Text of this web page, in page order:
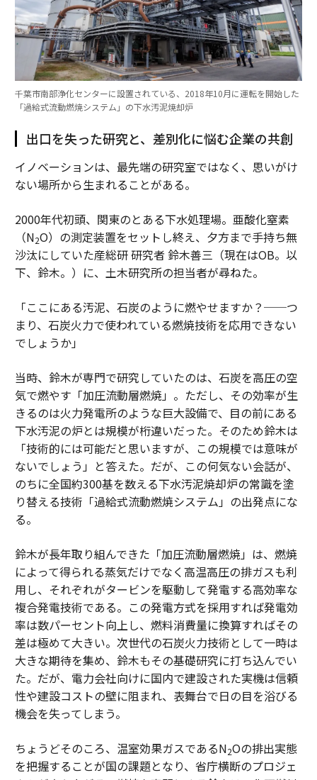
千葉市南部浄化センターに設置されている、2018年10月に運転を開始した
「過給式流動燃焼システム」の下水汚泥焼却炉
出口を失った研究と、差別化に悩む企業の共創
イノベーションは、最先端の研究室ではなく、思いがけ
ない場所から生まれることがある。
2000年代初頭、関東のとある下水処理場。亜酸化窒素
（N2O）の測定装置をセットし終え、夕方まで手持ち無
沙汰にしていた産総研 研究者 鈴木善三（現在はOB。以
下、鈴木。）に、土木研究所の担当者が尋ねた。
「ここにある汚泥、石炭のように燃やせますか？──つ
まり、石炭火力で使われている燃焼技術を応用できない
でしょうか」
当時、鈴木が専門で研究していたのは、石炭を高圧の空
気で燃やす「加圧流動層燃焼」。ただし、その効率が生
きるのは火力発電所のような巨大設備で、目の前にある
下水汚泥の炉とは規模が桁違いだった。そのため鈴木は
「技術的には可能だと思いますが、この規模では意味が
ないでしょう」と答えた。だが、この何気ない会話が、
のちに全国約300基を数える下水汚泥焼却炉の常識を塗
り替える技術「過給式流動燃焼システム」の出発点にな
る。
鈴木が長年取り組んできた「加圧流動層燃焼」は、燃焼
によって得られる蒸気だけでなく高温高圧の排ガスも利
用し、それぞれがタービンを駆動して発電する高効率な
複合発電技術である。この発電方式を採用すれば発電効
率は数パーセント向上し、燃料消費量に換算すればその
差は極めて大きい。次世代の石炭火力技術として一時は
大きな期待を集め、鈴木もその基礎研究に打ち込んでい
た。だが、電力会社向けに国内で建設された実機は信頼
性や建設コストの壁に阻まれ、表舞台で日の目を浴びる
機会を失ってしまう。
ちょうどそのころ、温室効果ガスであるN2Oの排出実態
を把握することが国の課題となり、省庁横断のプロジェ